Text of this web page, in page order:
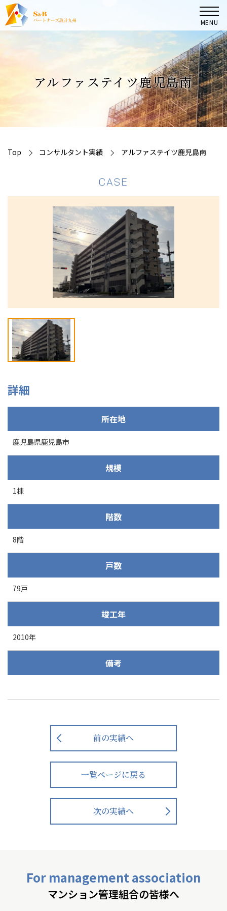
MENU
マンション管理組合の皆様へ
大規模修繕コンサルタント業務
コンサルタント実績
092-292-7505
アルファステイツ鹿児島南
Top コンサルタント実績 アルファステイツ鹿児島南
CASE
詳細
所在地
鹿児島県鹿児島市
規模
1棟
階数
8階
戸数
79戸
竣工年
2010年
備考
前の実績へ
一覧ページに戻る
次の実績へ
For management association
マンション管理組合の皆様へ